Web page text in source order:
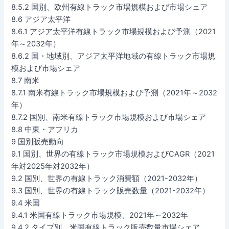
8.5.2 国別、欧州有線トラック市場規模および市場シェア
8.6 アジア太平洋
8.6.1 アジア太平洋有線トラック市場規模および予測（2021
年～2032年）
8.6.2 国・地域別、アジア太平洋地域の有線トラック市場規
模および市場シェア
8.7 南米
8.7.1 南米有線トラック市場規模および予測（2021年～2032
年）
8.7.2 国別、南米有線トラック市場規模および市場シェア
8.8 中東・アフリカ
9 国別販売動向
9.1 国別、世界の有線トラック市場規模およびCAGR（2021
年対2025年対2032年）
9.2 国別、世界の有線トラック消費額（2021-2032年）
9.3 国別、世界の有線トラック販売数量（2021-2032年）
9.4 米国
9.4.1 米国有線トラック市場規模、2021年～2032年